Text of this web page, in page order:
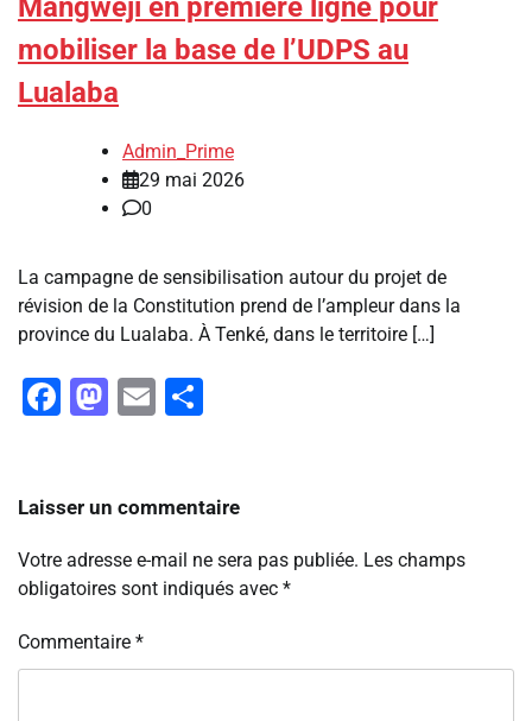
Mangweji en première ligne pour
mobiliser la base de l’UDPS au
Lualaba
Admin_Prime
29 mai 2026
0
La campagne de sensibilisation autour du projet de
révision de la Constitution prend de l’ampleur dans la
province du Lualaba. À Tenké, dans le territoire […]
Facebook
Mastodon
Email
Laisser un commentaire
Votre adresse e-mail ne sera pas publiée. Les champs
obligatoires sont indiqués avec *
Commentaire *